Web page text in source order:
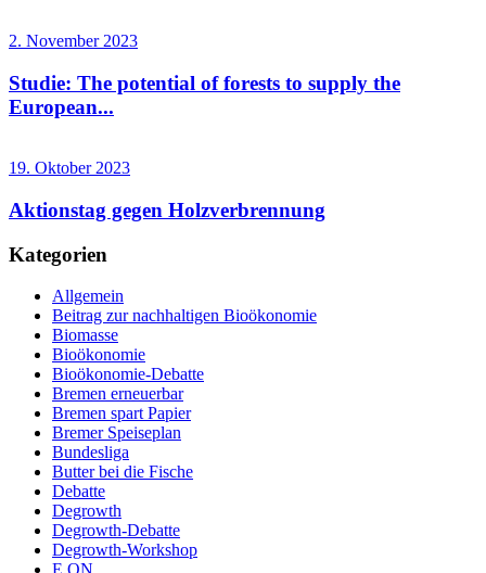
2. November 2023
Studie: The potential of forests to supply the
European...
19. Oktober 2023
Aktionstag gegen Holzverbrennung
Kategorien
Allgemein
Beitrag zur nachhaltigen Bioökonomie
Biomasse
Bioökonomie
Bioökonomie-Debatte
Bremen erneuerbar
Bremen spart Papier
Bremer Speiseplan
Bundesliga
Butter bei die Fische
Debatte
Degrowth
Degrowth-Debatte
Degrowth-Workshop